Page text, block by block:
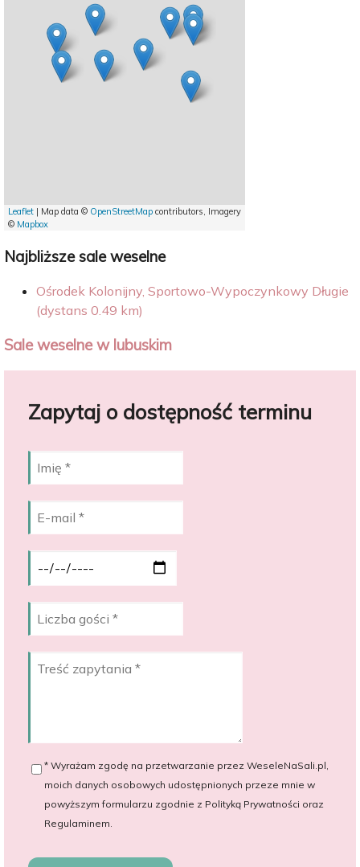
Leaflet | Map data © OpenStreetMap contributors, Imagery
© Mapbox
Najbliższe sale weselne
Ośrodek Kolonijny, Sportowo-Wypoczynkowy Długie
(dystans 0.49 km)
Sale weselne w lubuskim
Zapytaj o dostępność terminu
* Wyrażam zgodę na przetwarzanie przez WeseleNaSali.pl,
moich danych osobowych udostępnionych przeze mnie w
powyższym formularzu zgodnie z Polityką Prywatności oraz
Regulaminem.